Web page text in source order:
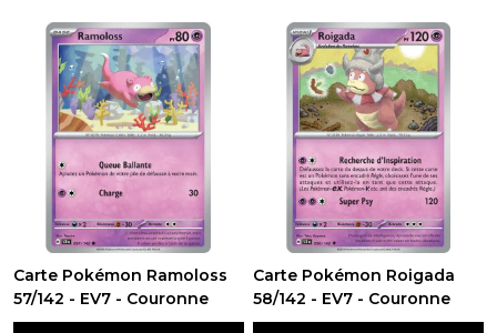
Carte Pokémon Ramoloss
57/142 - EV7 - Couronne
Stellaire-Ev7 - Couronne Stellaire
Carte Pokémon Roigada
58/142 - EV7 - Couronne
Stellaire-Ev7 - Couronne Stellaire